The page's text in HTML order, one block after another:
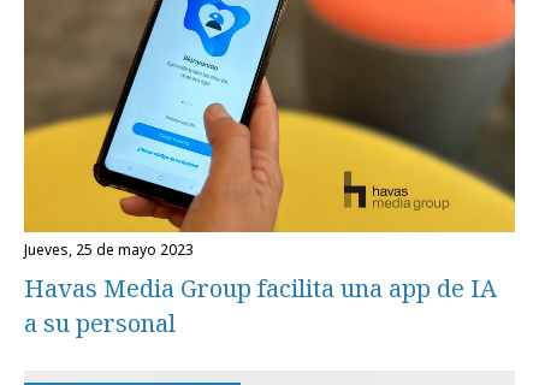
jueves, 25 de mayo 2023
Havas Media Group facilita una app de IA
a su personal